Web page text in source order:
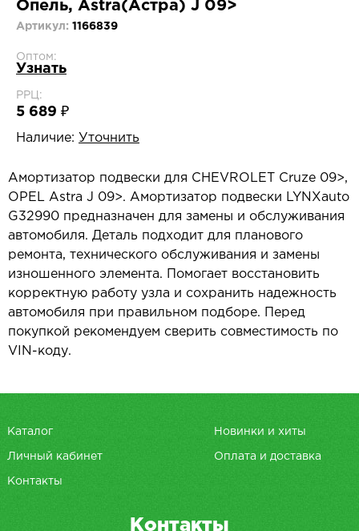
Опель, Astra(Астра) J 09>
Артикул: 1166839
Оптом:
Узнать
РРЦ:
5 689 ₽
Наличие: Уточнить
Амортизатор подвески для CHEVROLET Cruze 09>,
OPEL Astra J 09>. Амортизатор подвески LYNXauto
G32990 предназначен для замены и обслуживания
автомобиля. Деталь подходит для планового
ремонта, технического обслуживания и замены
изношенного элемента. Помогает восстановить
корректную работу узла и сохранить надежность
автомобиля при правильном подборе. Перед
покупкой рекомендуем сверить совместимость по
VIN-коду.
Каталог Новинки и хиты
Личный кабинет Оплата и доставка
Контакты
Контакты